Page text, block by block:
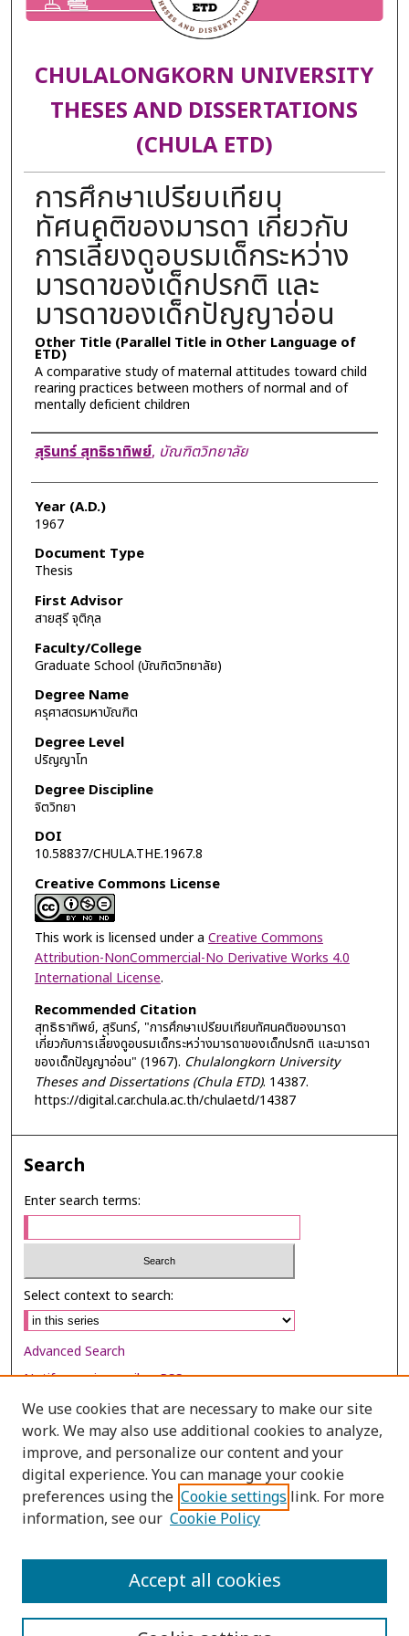
CHULALONGKORN UNIVERSITY
THESES AND DISSERTATIONS
(CHULA ETD)
การศึกษาเปรียบเทียบ
ทัศนคติของมารดา เกี่ยวกับ
การเลี้ยงดูอบรมเด็กระหว่าง
มารดาของเด็กปรกติ และ
มารดาของเด็กปัญญาอ่อน
Other Title (Parallel Title in Other Language of
ETD)
A comparative study of maternal attitudes toward child
rearing practices between mothers of normal and of
mentally deficient children
Author
สุรินทร์ สุทธิธาทิพย์, บัณฑิตวิทยาลัย
Year (A.D.)
1967
Document Type
Thesis
First Advisor
สายสุรี จุติกุล
Faculty/College
Graduate School (บัณฑิตวิทยาลัย)
Degree Name
ครุศาสตรมหาบัณฑิต
Degree Level
ปริญญาโท
Degree Discipline
จิตวิทยา
DOI
10.58837/CHULA.THE.1967.8
Creative Commons License
This work is licensed under a Creative Commons
Attribution-NonCommercial-No Derivative Works 4.0
International License.
Recommended Citation
สุทธิธาทิพย์, สุรินทร์, "การศึกษาเปรียบเทียบทัศนคติของมารดา
เกี่ยวกับการเลี้ยงดูอบรมเด็กระหว่างมารดาของเด็กปรกติ และมารดา
ของเด็กปัญญาอ่อน" (1967). Chulalongkorn University
Theses and Dissertations (Chula ETD). 14387.
https://digital.car.chula.ac.th/chulaetd/14387
Search
Enter search terms:
Select context to search:
Advanced Search
Notify me via email orRSS
Browse
Collections
Disciplines
Authors
We use cookies that are necessary to make our site
work. We may also use additional cookies to analyze,
improve, and personalize our content and your
digital experience. You can manage your cookie
preferences using the Cookie settings link. For more
information, see our Cookie Policy
Accept all cookies